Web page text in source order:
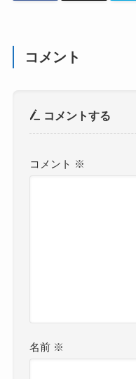
コメント
コメントする
コメント ※
名前 ※